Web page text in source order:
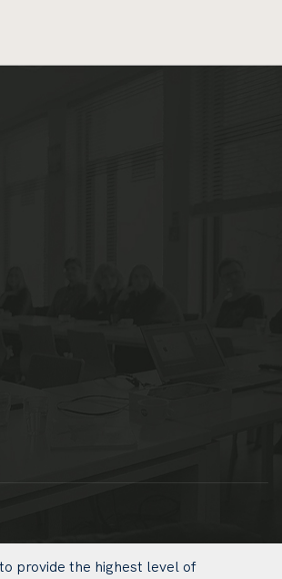
provide the highest level of